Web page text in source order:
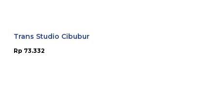
Trans Studio Cibubur
Rp 73.332